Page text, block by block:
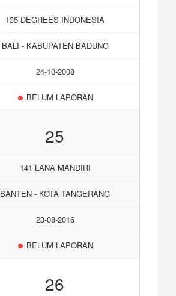
135 DEGREES INDONESIA
BALI - KABUPATEN BADUNG
24-10-2008
BELUM LAPORAN
25
141 LANA MANDIRI
BANTEN - KOTA TANGERANG
23-08-2016
BELUM LAPORAN
26